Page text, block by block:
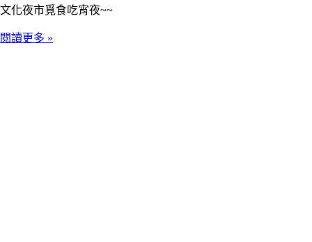
文化夜市覓食吃宵夜~~
閱讀更多 »